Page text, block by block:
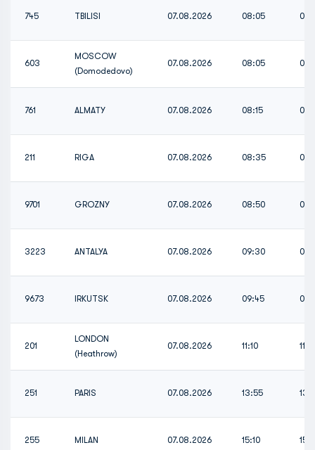
745 TBILISI 07.08.2026 08:05
603
MOSCOW
(Domodedovo)
07.08.2026 08:05
761 ALMATY 07.08.2026 08:15
211 RIGA 07.08.2026 08:35
9701 GROZNY 07.08.2026 08:50
3223 ANTALYA 07.08.2026 09:30
9673 IRKUTSK 07.08.2026 09:45
201
LONDON
(Heathrow)
07.08.2026 11:10 11:10
251 PARIS 07.08.2026 13:55
255 MILAN 07.08.2026 15:10